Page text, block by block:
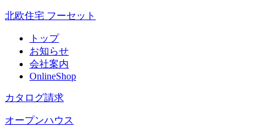
北欧住宅 フーセット
トップ
お知らせ
会社案内
OnlineShop
カタログ請求
オープンハウス